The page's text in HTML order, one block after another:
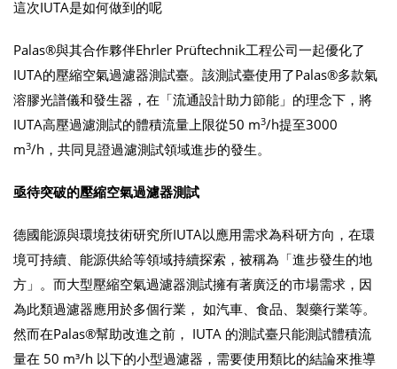
這次IUTA是如何做到的呢
Palas®與其合作夥伴Ehrler Prüftechnik工程公司一起優化了
IUTA的壓縮空氣過濾器測試臺。該測試臺使用了Palas®多款氣
溶膠光譜儀和發生器，在「流通設計助力節能」的理念下，將
IUTA高壓過濾測試的體積流量上限從50 m3/h提至3000
m3/h，共同見證過濾測試領域進步的發生。
亟待突破的壓縮空氣過濾器測試
德國能源與環境技術研究所IUTA以應用需求為科研方向，在環
境可持續、能源供給等領域持續探索，被稱為「進步發生的地
方」。而大型壓縮空氣過濾器測試擁有著廣泛的市場需求，因
為此類過濾器應用於多個行業， 如汽車、食品、製藥行業等。
然而在Palas®幫助改進之前， IUTA 的測試臺只能測試體積流
量在 50 m³/h 以下的小型過濾器，需要使用類比的結論來推導